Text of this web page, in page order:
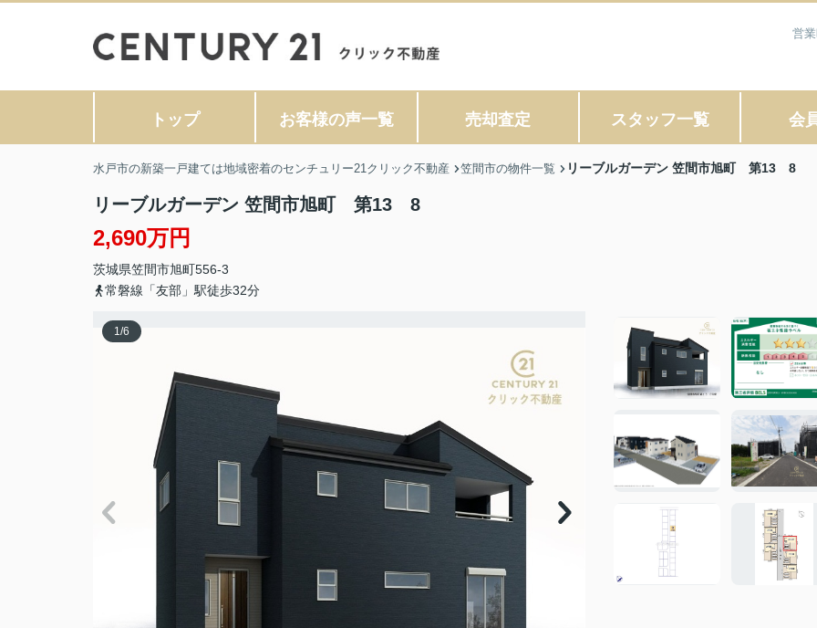
営
トップ お客様の声一覧 売却査定 スタッフ一覧 会
水戸市の新築一戸建ては地域密着のセンチュリー21クリック不動産 笠間市の物件一覧 リーブルガーデン 笠間市旭町 第13 8
リーブルガーデン 笠間市旭町 第13 8
2,690万円
茨城県笠間市旭町556-3
常磐線「友部」駅徒歩32分
1/6